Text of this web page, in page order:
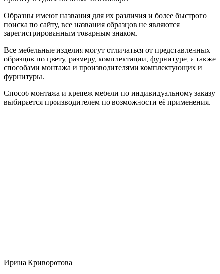
Образцы имеют названия для их различия и более быстрого
поиска по сайту, все названия образцов не являются
зарегистрированным товарным знаком.
Все мебельные изделия могут отличаться от представленных
образцов по цвету, размеру, комплектации, фурнитуре, а также
способами монтажа и производителями комплектующих и
фурнитуры.
Способ монтажа и крепёж мебели по индивидуальному заказу
выбирается производителем по возможности её применения.
Ирина Криворотова